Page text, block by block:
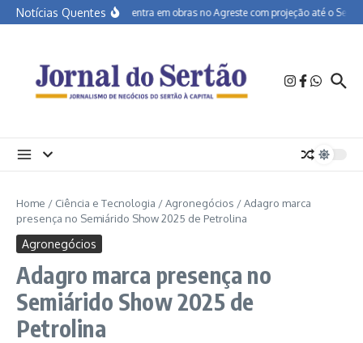
Ir para o conteúdo
Notícias QuentesBR-232 entra em obras no Agreste com projeção até o Sertão
Home / Ciência e Tecnologia /Agronegócios /Adagro marca
presença no Semiárido Show 2025 de Petrolina
Agronegócios
Adagro marca presença no
Semiárido Show 2025 de
Petrolina